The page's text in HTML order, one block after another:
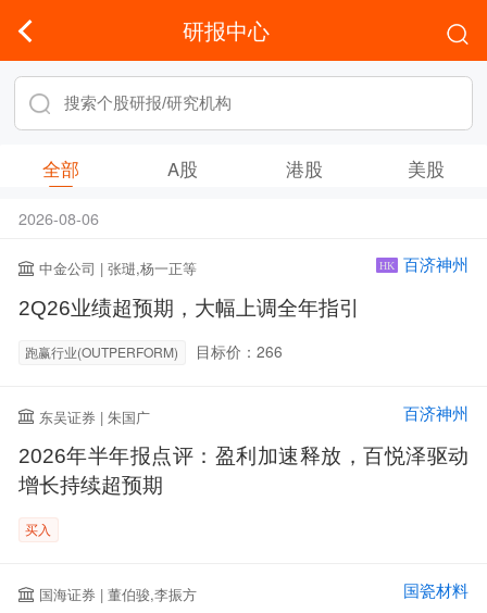
研报中心
全部 A股 港股 美股
2026-08-06
中金公司 | 张琎,杨一正等 HK 百济神州
2Q26业绩超预期，大幅上调全年指引
跑赢行业(OUTPERFORM) 目标价：266
东吴证券 | 朱国广 百济神州
2026年半年报点评：盈利加速释放，百悦泽驱动
增长持续超预期
买入
国海证券 | 董伯骏,李振方 国瓷材料